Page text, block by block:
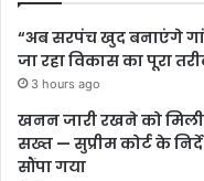
“अब सरपंच खुद बनाएंगे
जा रहा विकास का पूरा
3 hours ago
खनन जारी रखने को
सख्त — सुप्रीम कोर्ट के
सौंपा गया